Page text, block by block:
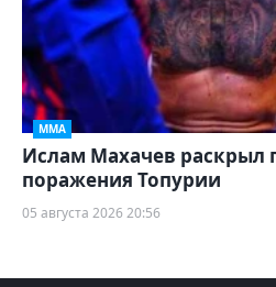
ММА
Ислам Махачев раскрыл
поражения Топурии
05 августа 2026 20:56